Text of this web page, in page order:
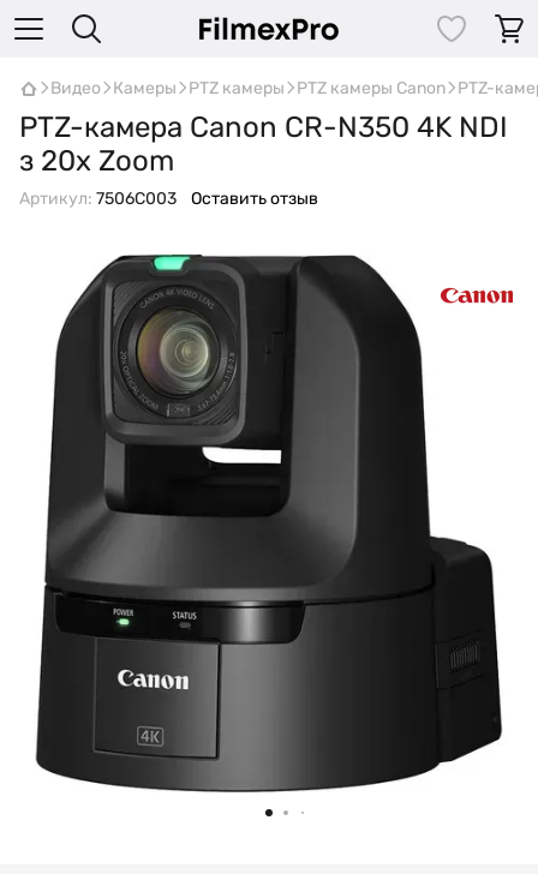
Видео Камеры PTZ камеры PTZ камеры Canon PTZ-
PTZ-камера Сanon CR-N350 4K NDI
з 20x Zoom
Артикул: 7506C003 Оставить отзыв